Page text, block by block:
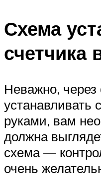
Схема
счетчика
Неважно,
устанавливать
руками, вам
должна
схема —
очень